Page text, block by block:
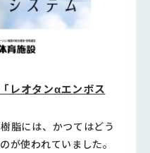
レオタンαエンボス
脂には、かつてはどう
が使われていました。